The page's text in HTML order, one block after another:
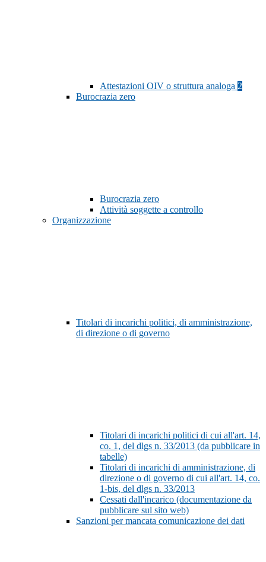
Attestazioni OIV o struttura analoga 2
Burocrazia zero
Burocrazia zero
Attività soggette a controllo
Organizzazione
Titolari di incarichi politici, di amministrazione,
di direzione o di governo
Titolari di incarichi politici di cui all'art. 14,
co. 1, del dlgs n. 33/2013 (da pubblicare in
tabelle)
Titolari di incarichi di amministrazione, di
direzione o di governo di cui all'art. 14, co.
1-bis, del dlgs n. 33/2013
Cessati dall'incarico (documentazione da
pubblicare sul sito web)
Sanzioni per mancata comunicazione dei dati